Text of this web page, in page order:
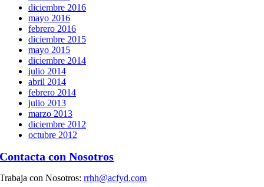
diciembre 2016
mayo 2016
febrero 2016
diciembre 2015
mayo 2015
diciembre 2014
julio 2014
abril 2014
febrero 2014
julio 2013
marzo 2013
diciembre 2012
octubre 2012
Contacta con Nosotros
Trabaja con Nosotros:rrhh@acfyd.com